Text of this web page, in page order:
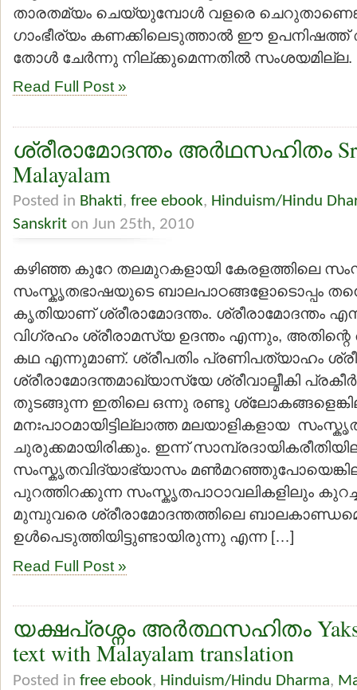
താരതമ്യം ചെയ്യുമ്പോള്‍ വളരെ
ഗാംഭീര്യം കണക്കിലെടുത്താല്‍ ഈ
തോള്‍ ചേര്‍ന്നു നില്ക്കുമെന്നതില്‍ സംശയമില്ല.
Read Full Post »
ശ്രീരാമോദന്തം അര്‍ഥസഹിതം
Malayalam
Posted in Bhakti, free ebook, Hinduism/Hindu
Sanskrit on Jun 25th, 2010
കഴിഞ്ഞ കുറേ തലമുറകളായി കേരളത്തിലെ
സംസ്കൃതഭാഷയുടെ ബാലപാഠങ്ങളോടൊപ്പം
കൃതിയാണ് ശ്രീരാമോദന്തം. ശ്രീരാമോദന്തം
വിഗ്രഹം ശ്രീരാമസ്യ ഉദന്തം എന്നും, അതിന്റെ
കഥ എന്നുമാണ്. ശ്രീപതിം പ്രണിപത്യാഹം
ശ്രീരാമോദന്തമാഖ്യാസ്യേ ശ്രീവാല്മീകി
തുടങ്ങുന്ന ഇതിലെ ഒന്നു രണ്ടു
മനഃപാഠമായിട്ടില്ലാത്ത മലയാളികളായ
ചുരുക്കമായിരിക്കും. ഇന്ന്
സംസ്കൃതവിദ്യാഭ്യാസം
പുറത്തിറക്കുന്ന സംസ്കൃതപാഠാവലികളിലും
മുമ്പുവരെ ശ്രീരാമോദന്തത്തിലെ
ഉള്‍പെടുത്തിയിട്ടുണ്ടായിരുന്നു എന്ന […]
Read Full Post »
യക്ഷപ്രശ്നം അര്‍ത്ഥസഹിതം
text with Malayalam translation
Posted in free ebook, Hinduism/Hindu Dharma,